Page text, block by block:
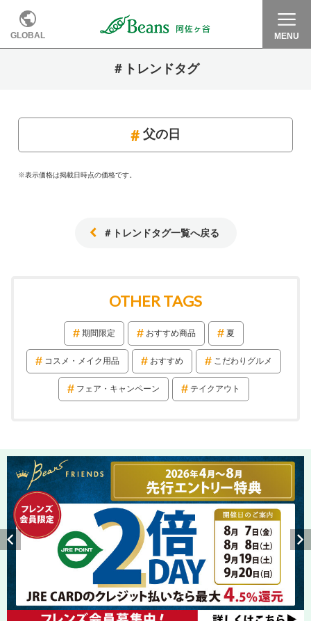
GLOBAL MENU
＃トレンドタグ
父の日
※表示価格は掲載日時点の価格です。
＃トレンドタグ一覧へ戻る
OTHER TAGS
期間限定 おすすめ商品 夏
コスメ・メイク用品 おすすめ こだわりグルメ
フェア・キャンペーン テイクアウト